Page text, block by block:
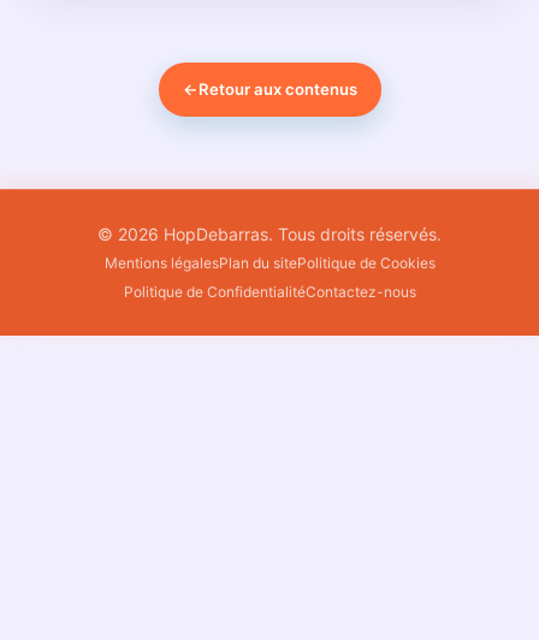
←Retour aux contenus
© 2026 HopDebarras. Tous droits réservés.
Mentions légalesPlan du sitePolitique de Cookies
Politique de ConfidentialitéContactez-nous